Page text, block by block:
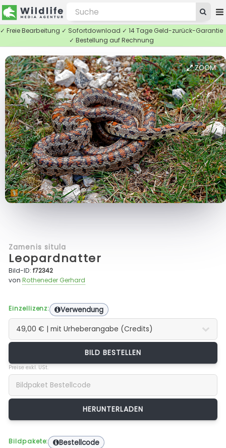
✓ Freie Bearbeitung ✓ Sofortdownload ✓ 14 Tage Geld-zurück-Garantie
✓ Bestellung auf Rechnung
ZOOM
Zamenis situla
Leopardnatter
Bild-ID:f72342
vonRotheneder Gerhard
Einzellizenz: Verwendung
BILD BESTELLEN
Preise exkl. USt.
Bildpakete: Bestellcode